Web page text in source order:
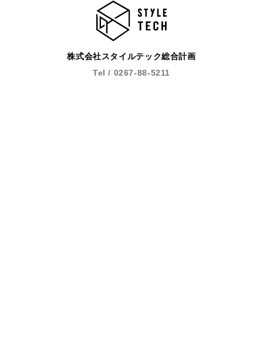
株式会社スタイルテック総合計画
Tel / 0267-88-5211